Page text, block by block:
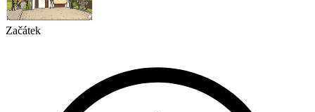
Začátek